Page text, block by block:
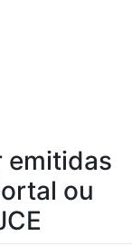
emitidas
ou